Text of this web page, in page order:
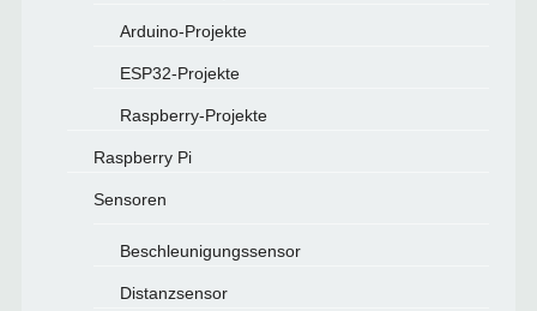
Arduino-Projekte
ESP32-Projekte
Raspberry-Projekte
Raspberry Pi
Sensoren
Beschleunigungssensor
Distanzsensor